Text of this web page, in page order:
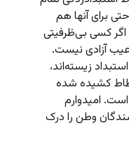
برای آنها هم
اگر کسی بی‌ظرفیتی
آزادی نیست.
زیسته‌اند،
کشیده شده
امیدوارم
وطن را درک